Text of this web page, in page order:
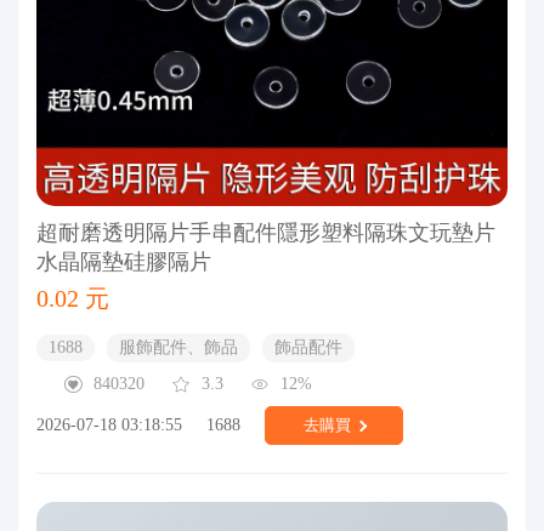
超耐磨透明隔片手串配件隱形塑料隔珠文玩墊片
水晶隔墊硅膠隔片
0.02 元
1688 服飾配件、飾品
飾品配件
840320
3.3 12%
2026-07-18 03:18:55 1688 去購買